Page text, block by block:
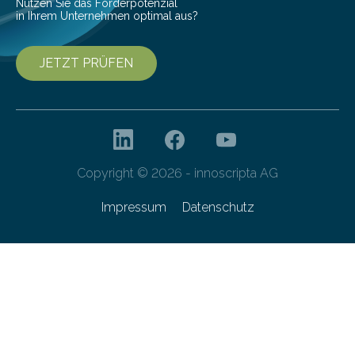
Nutzen Sie das Förderpotenzial
in Ihrem Unternehmen optimal aus?
JETZT PRÜFEN
Copyright © 2026 - innoscripta AG
Impressum Datenschutz